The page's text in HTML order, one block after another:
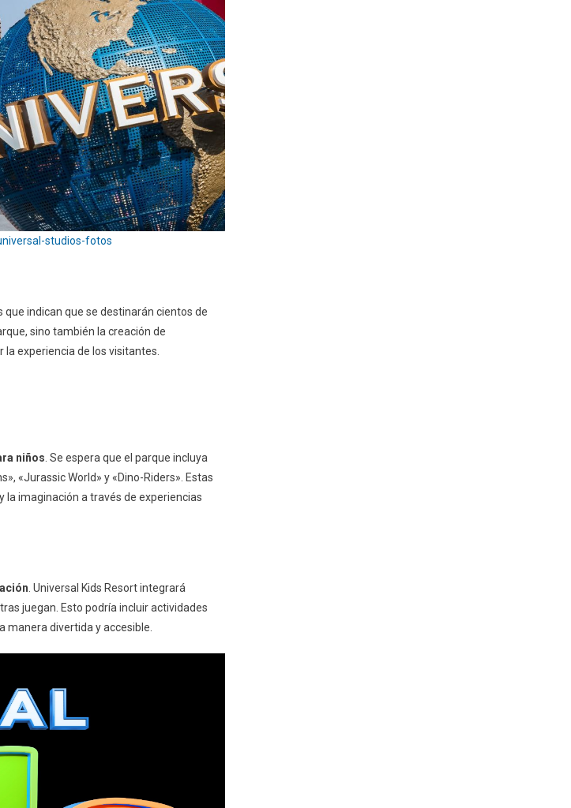
studios-fotos
indican que se destinarán cientos de
sino también la creación de
experiencia de los visitantes.
niños . Se espera que el parque incluya
«Jurassic World» y «Dino-Riders». Estas
imaginación a través de experiencias
. Universal Kids Resort integrará
juegan. Esto podría incluir actividades
manera divertida y accesible.